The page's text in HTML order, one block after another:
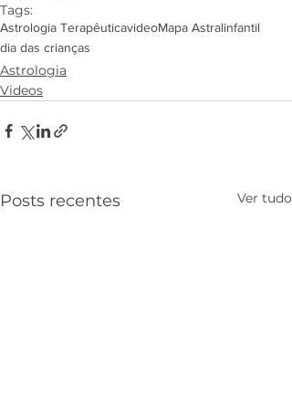
Tags:
Astrologia TerapêuticavideoMapa Astralinfantil
dia das crianças
Astrologia
Videos
Posts recentes Ver tudo